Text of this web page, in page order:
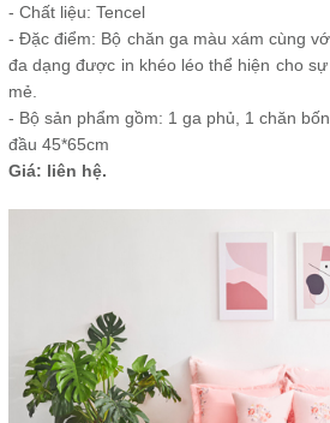
- Chất liệu: Tencel
- Đặc điểm: Bộ chăn ga màu xám cùng
đa dạng được in khéo léo thể hiện cho
mẻ.
- Bộ sản phẩm gồm: 1 ga phủ, 1 chăn
đầu 45*65cm
Giá: liên hệ.